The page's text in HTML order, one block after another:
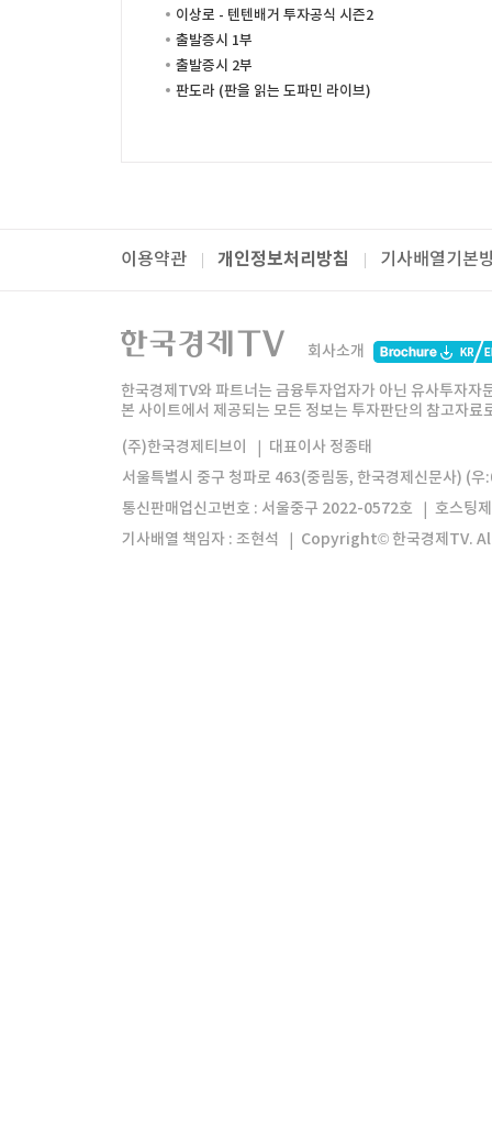
이상로 - 텐텐배거 투자공식 시즌2
출발증시 1부
출발증시 2부
판도라 (판을 읽는 도파민 라이브)
이용약관 개인정보처리방침 기사배열기본
패밀리사이트
한국경제TV
한경미디어그룹 한국경제신문 한국경제
모바일앱 한국경제TV앱
회사소개
한국경제TV와 파트너는 금융투자업자가 아닌 유사투자
본 사이트에서 제공되는 모든 정보는 투자판단의 참고자
(주)한국경제티브이
대표이사 정종태
서울특별시 중구 청파로 463(중림동, 한국경제신문사) (
통신판매업신고번호 : 서울중구 2022-0572호
호스팅
기사배열 책임자 : 조현석
Copyright© 한국경제TV.